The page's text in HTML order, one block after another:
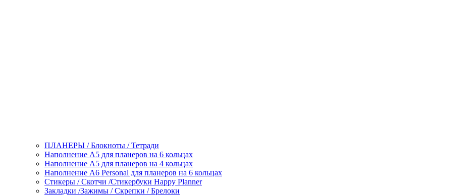
ПЛАНЕРЫ / Блокноты / Тетради
Наполнение А5 для планеров на 6 кольцах
Наполнение А5 для планеров на 4 кольцах
Наполнение А6 Personal для планеров на 6 кольцах
Стикеры / Скотчи /Стикербуки Happy Planner
Закладки /Зажимы / Скрепки / Брелоки